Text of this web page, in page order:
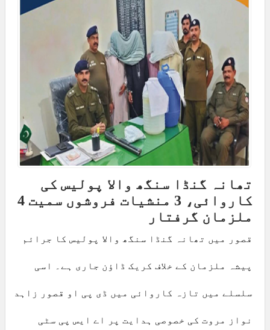
تھانہ گنڈا سنگھ والا پولیس کی
کاروائی، 3 منشیات فروشوں سمیت 4
ملزمان گرفتار
قصور میں تھانہ گنڈا سنگھ والا پولیس کا جرائم
پیشہ ملزمان کے خلاف کریک ڈاؤن جاری ہے۔ اسی
سلسلے میں تازہ کاروائی میں ڈی پی او قصور زاہد
نواز مروت کی خصوصی ہدایت پر اے ایس پی سٹی